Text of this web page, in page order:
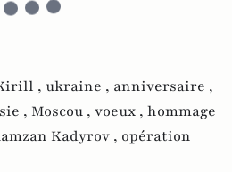
, ukraine , anniversaire ,
, Moscou , voeux , hommage
Kadyrov , opération